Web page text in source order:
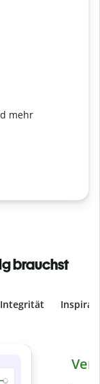
mehr
brauchst
Integrität